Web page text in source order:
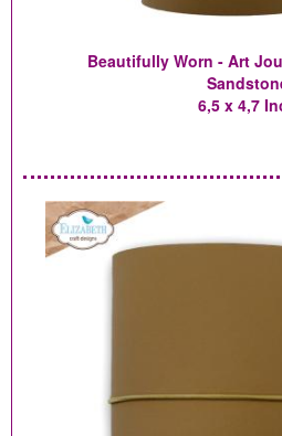
Beautifully Worn - Art
6,5 x 4,7